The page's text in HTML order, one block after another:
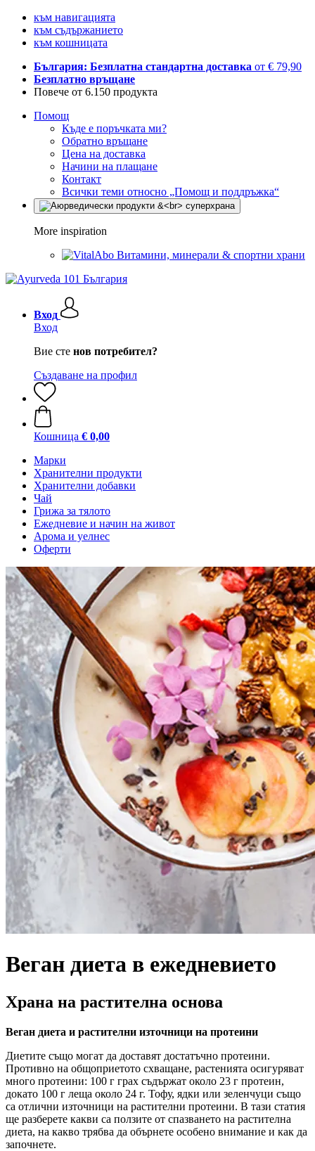
към навигацията
към съдържанието
към кошницата
България: Безплатна стандартна доставка от € 79,90
Безплатно връщане
Повече от 6.150 продукта
Помощ
Къде е поръчката ми?
Обратно връщане
Цена на доставка
Начини на плащане
Контакт
Всички теми относно „Помощ и поддръжка“
More inspiration
Витамини, минерали & спортни храни
Вход
Вход
Вие сте нов потребител?
Създаване на профил
Кошница € 0,00
Марки
Хранителни продукти
Хранителни добавки
Чай
Грижа за тялото
Ежедневие и начин на живот
Арома и уелнес
Оферти
Веган диета в ежедневието
Храна на растителна основа
Веган диета и растителни източници на протеини
Диетите също могат да доставят достатъчно протеини.
Противно на общоприетото схващане, растенията осигуряват
много протеини: 100 г грах съдържат около 23 г протеин,
докато 100 г леща около 24 г. Тофу, ядки или зеленчуци също
са отлични източници на растителни протеини. В тази статия
ще разберете какви са ползите от спазването на растителна
диета, на какво трябва да обърнете особено внимание и как да
започнете.